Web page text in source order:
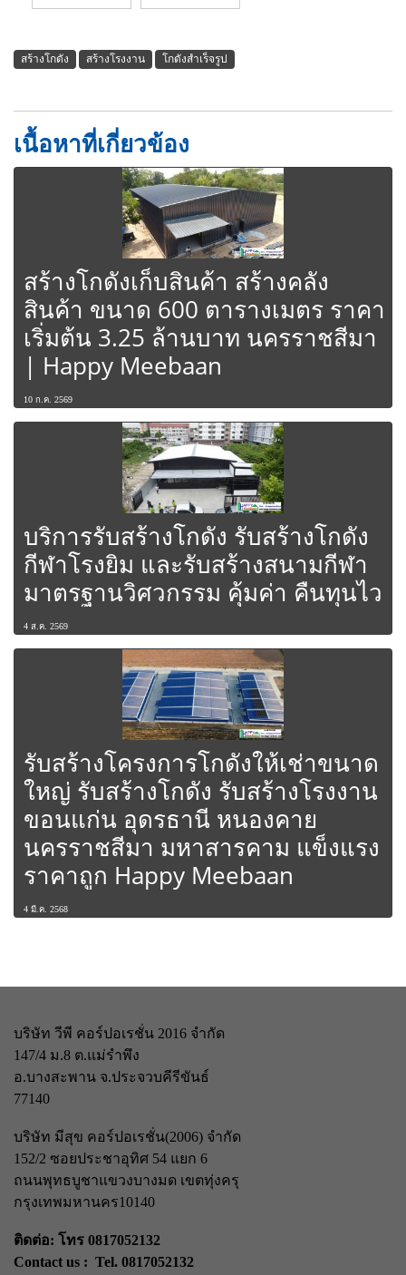
สร้างโกดัง สร้างโรงงาน โกดังสำเร็จรูป
เนื้อหาที่เกี่ยวข้อง
สร้างโกดังเก็บสินค้า สร้างคลัง
สินค้า ขนาด 600 ตารางเมตร ราคา
เริ่มต้น 3.25 ล้านบาท นครราชสีมา
| Happy Meebaan
10 ก.ค. 2569
บริการรับสร้างโกดัง รับสร้างโกดัง
กีฬาโรงยิม และรับสร้างสนามกีฬา
มาตรฐานวิศวกรรม คุ้มค่า คืนทุนไว
4 ส.ค. 2569
รับสร้างโครงการโกดังให้เช่าขนาด
ใหญ่ รับสร้างโกดัง รับสร้างโรงงาน
ขอนแก่น อุดรธานี หนองคาย
นครราชสีมา มหาสารคาม แข็งแรง
ราคาถูก Happy Meebaan
4 มี.ค. 2568
บริษัท วีพี คอร์ปอเรชั่น 2016 จำกัด
147/4 ม.8 ต.แม่รำพึง
อ.บางสะพาน จ.ประจวบคีรีขันธ์
77140
บริษัท มีสุข คอร์ปอเรชั่น(2006) จำกัด
152/2 ซอยประชาอุทิศ 54 แยก 6
ถนนพุทธบูชาแขวงบางมด เขตทุ่งครุ
กรุงเทพมหานคร10140
ติดต่อ: โทร 0817052132
Contact us : Tel. 0817052132